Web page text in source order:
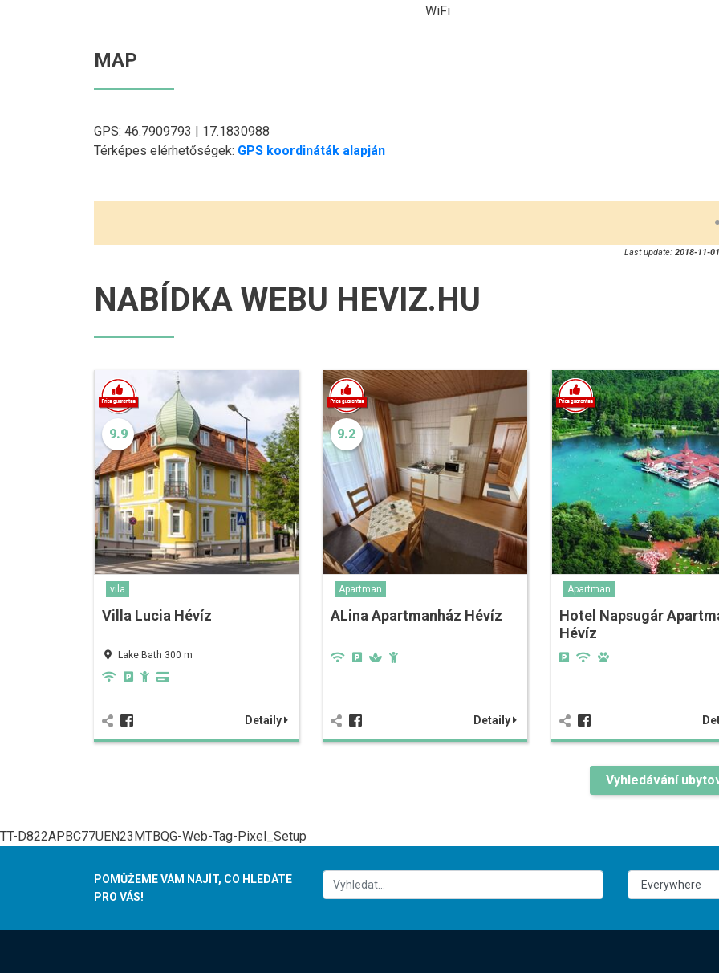
WiFi
MAP
GPS: 46.7909793 | 17.1830988
Térképes elérhetőségek: GPS koordináták alapján
Last update: 2018-11-
NABÍDKA WEBU HEVIZ.HU
9.9
vila
Villa Lucia Hévíz
Lake Bath 300 m
Detaily
9.2
Apartman
ALina Apartmanház Hévíz
Detaily
Apartman
Hotel Napsugár
Hévíz
Vyhledávání
TT-D822APBC77UEN23MTBQG-Web-Tag-Pixel_Setup
POMŮŽEME VÁM NAJÍT, CO HLEDÁTE
PRO VÁS!